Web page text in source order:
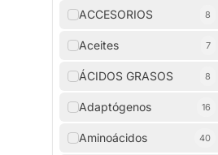
ACCESORIOS 8
Aceites 7
ÁCIDOS GRASOS 8
Adaptógenos 16
Aminoácidos 40